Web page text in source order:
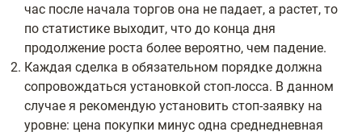
час после начала торгов она не падает, а растет, то
по статистике выходит, что до конца дня
продолжение роста более вероятно, чем падение.
Каждая сделка в обязательном порядке должна
сопровождаться установкой стоп-лосса. В данном
случае я рекомендую установить стоп-заявку на
уровне: цена покупки минус одна среднедневная